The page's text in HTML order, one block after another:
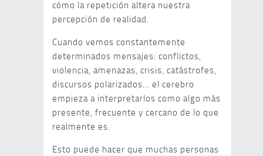
cómo la repetición altera nuestra
percepción de realidad.
Cuando vemos constantemente
determinados mensajes: conflictos,
violencia, amenazas, crisis, catástrofes,
discursos polarizados… el cerebro
empieza a interpretarlos como algo más
presente, frecuente y cercano de lo que
realmente es.
Esto puede hacer que muchas personas